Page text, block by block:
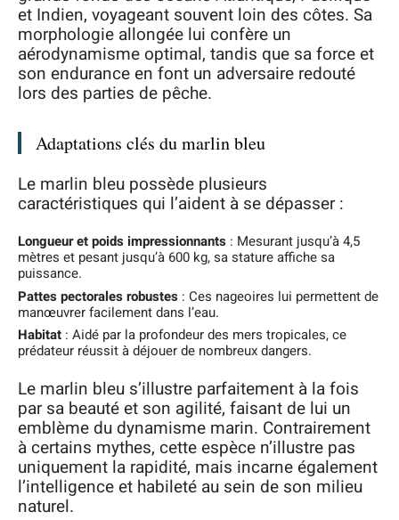
et Indien, voyageant souvent loin des côtes. Sa
morphologie allongée lui confère un
aérodynamisme optimal, tandis que sa force et
son endurance en font un adversaire redouté
lors des parties de pêche.
Adaptations clés du marlin bleu
Le marlin bleu possède plusieurs
caractéristiques qui l’aident à se dépasser :
Longueur et poids impressionnants : Mesurant jusqu’à 4,5
mètres et pesant jusqu’à 600 kg, sa stature affiche sa
puissance.
Pattes pectorales robustes : Ces nageoires lui permettent de
manœuvrer facilement dans l’eau.
Habitat : Aidé par la profondeur des mers tropicales, ce
prédateur réussit à déjouer de nombreux dangers.
Le marlin bleu s’illustre parfaitement à la fois
par sa beauté et son agilité, faisant de lui un
emblème du dynamisme marin. Contrairement
à certains mythes, cette espèce n’illustre pas
uniquement la rapidité, mais incarne également
l’intelligence et habileté au sein de son milieu
naturel.